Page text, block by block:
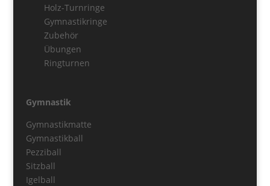
Holz-Turnringe
Gymnastikringe
Zubehör
Übungen
Ringturnen
Gymnastik
Gymnastikmatte
Gymnastikball
Pezziball
Sitzball
Igelball